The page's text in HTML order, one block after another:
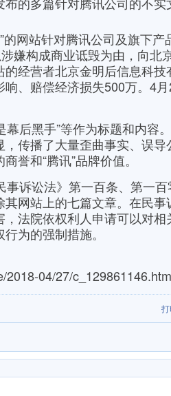
网站针对腾讯公司及旗下产
嫌构成商业诋毁为由，向北
经营者北京金明后信息科技
、赔偿经济损失500万。4
后黑手”等作为标题和内容
传播了大量歪曲事实、误导
誉和“腾讯”品牌价值。
诉讼法》第一百条、第一百
网站上的七篇文章。在民事
法院依权利人申请可以对相
为的强制措施。
04/27/c_129861146.htm
打